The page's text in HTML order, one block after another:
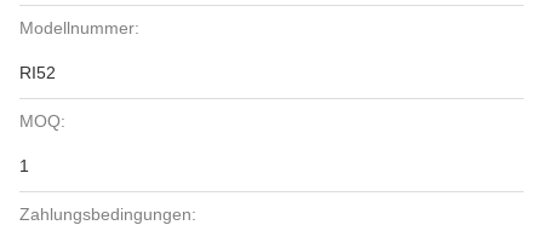
Modellnummer:
RI52
MOQ:
1
Zahlungsbedingungen: